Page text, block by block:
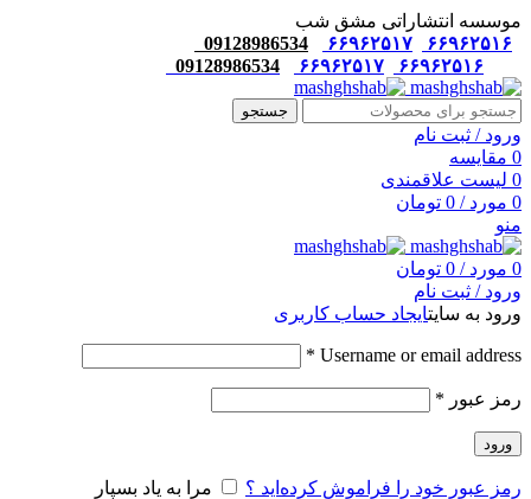
موسسه انتشاراتی مشق شب
۶۶۹۶۲۵۱۶
۶۶۹۶۲۵۱۷
09128986534
۶۶۹۶۲۵۱۶
۶۶۹۶۲۵۱۷ 09128986534
جستجو
ورود / ثبت نام
0 مقایسه
0 لیست علاقمندی
0 مورد /
0 تومان
منو
0 مورد /
0 تومان
ورود / ثبت نام
ورود به سایتایجاد حساب کاربری
Username or email address
*
رمز عبور *
ورود
رمز عبور خود را فراموش کرده‌اید ؟
مرا به یاد بسپار